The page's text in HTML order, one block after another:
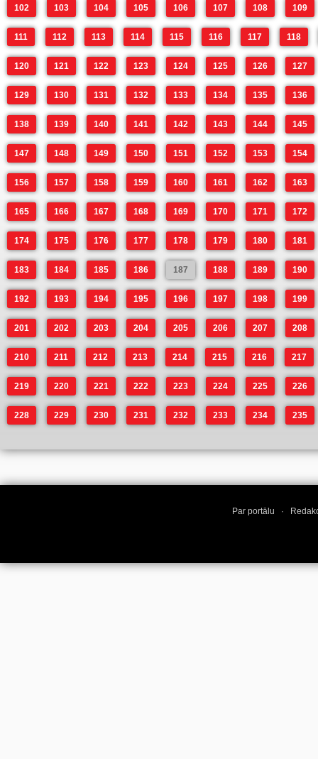
102 103 104 105 106 107 108 109
111 112 113 114 115 116 117 118
120 121 122 123 124 125 126 127
129 130 131 132 133 134 135 136
138 139 140 141 142 143 144 145
147 148 149 150 151 152 153 154
156 157 158 159 160 161 162 163
165 166 167 168 169 170 171 172
174 175 176 177 178 179 180 181
183 184 185 186 187 188 189 190
192 193 194 195 196 197 198 199
201 202 203 204 205 206 207 208
210 211 212 213 214 215 216 217
219 220 221 222 223 224 225 226
228 229 230 231 232 233 234 235
Par portālu ·